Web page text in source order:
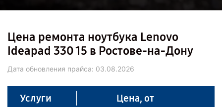
Цена ремонта ноутбука Lenovo
Ideapad 330 15 в Ростове-на-Дону
Дата обновления прайса: 03.08.2026
Услуги Цена, от